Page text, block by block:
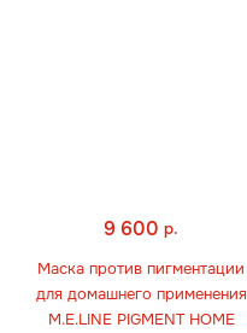
9 600 р.
Маска против пигментации
для домашнего применения
M.E.LINE PIGMENT HOME